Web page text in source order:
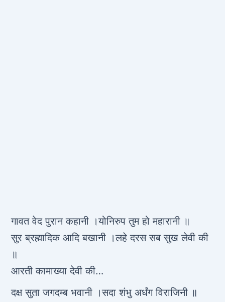
गावत वेद पुरान कहानी ।योनिरुप तुम हो महारानी ॥
सुर ब्रह्मादिक आदि बखानी ।लहे दरस सब सुख लेवी की
॥
आरती कामाख्या देवी की…
दक्ष सुता जगदम्ब भवानी ।सदा शंभु अर्धंग विराजिनी ॥